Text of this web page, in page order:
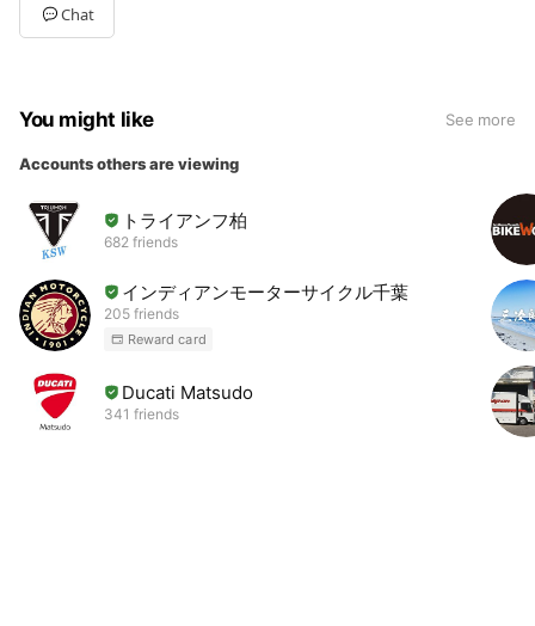
Chat
You might like See more
Accounts others are viewing
トライアンフ柏
682 friends
インディアンモーターサイクル千葉
205 friends
Reward card
Ducati Matsudo
341 friends